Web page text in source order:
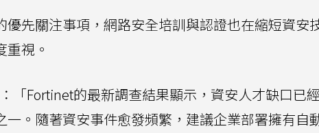
先關注事項，網路安全培訓與認證也在縮短資安
視。
「Fortinet的最新調查結果顯示，資安人才缺口已
。隨著資安事件愈發頻繁，建議企業部署擁有自